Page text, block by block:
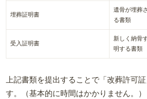
埋葬証明書
遺骨が埋葬
る書類
受入証明書
新しく納骨
明する書類
上記書類を提出することで「改葬許可
す。（基本的に時間はかかりません。）